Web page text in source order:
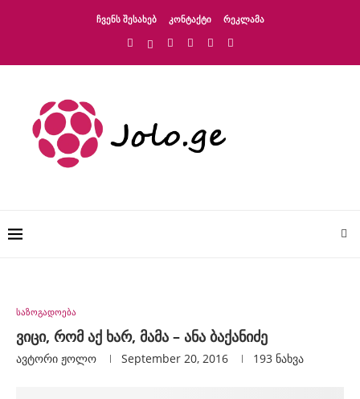
ᲩᲕᲔᲜᲡ ᲨᲔᲡᲐᲮᲔᲑ ᲙᲝᲜᲢᲐᲥᲢᲘ ᲠᲔᲙᲚᲐᲛᲐ
საზოგადოება
ვიცი, რომ აქ ხარ, მამა – ანა ბაქანიძე
ავტორი Ჟოლო September 20, 2016 193 ნახვა